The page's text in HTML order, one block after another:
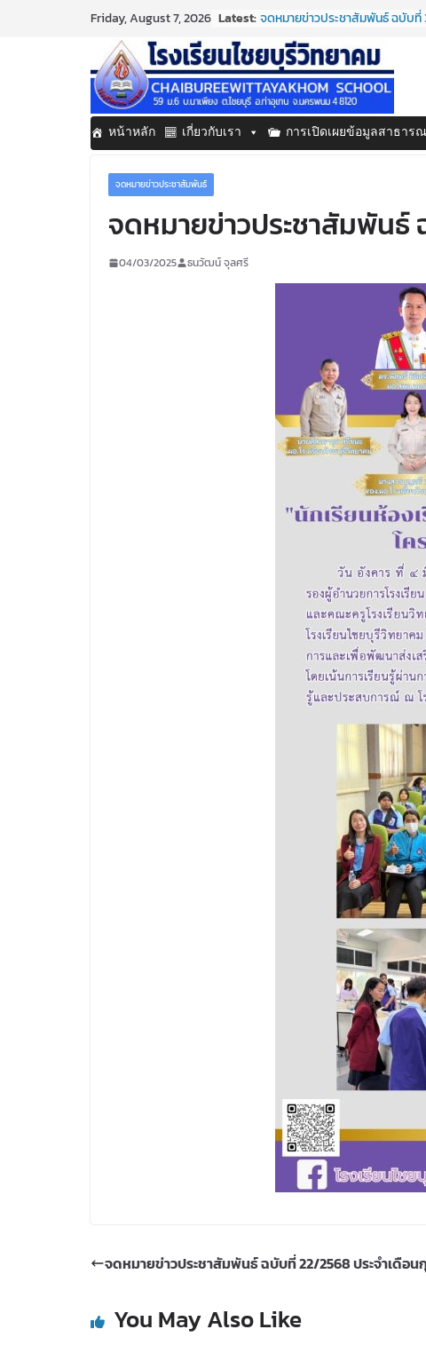
Friday, August 7, 2026 Latest:จดหมายข่าวประชาสัมพันธ์ ฉบับที่
ประจำเดือนมิถุนายน 2569
กิจกรรมต่อต้านยาเสพติด ปี ๒๕๖๙
กิจกรรมวันสุนทรภู่ ประจำปี ๒๕๖๙
จดหมายข่าวประชาสัมพันธ์ ฉบับที่
ประจำเดือนมิถุนายน 2569
จดหมายข่าวประชาสัมพันธ์ ฉบับที่
ประจำเดือนมิถุนายน 2569
หน้าหลัก เกี่ยวกับเรา การเปิดเผยข้อมูลสาธาร
จดหมายข่าวประชาสัมพันธ์
จดหมายข่าวประชาสัมพันธ์
04/03/2025 ธนวัฒน์ จุลศรี
จดหมายข่าวประชาสัมพันธ์ ฉบับที่ 22/2568 ประจำเดือ
You May Also Like